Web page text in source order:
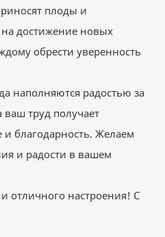
плоды и
достижение новых
обрести уверенность
наполняются радостью за
труд получает
благодарность. Желаем
и радости в вашем
отличного настроения! С